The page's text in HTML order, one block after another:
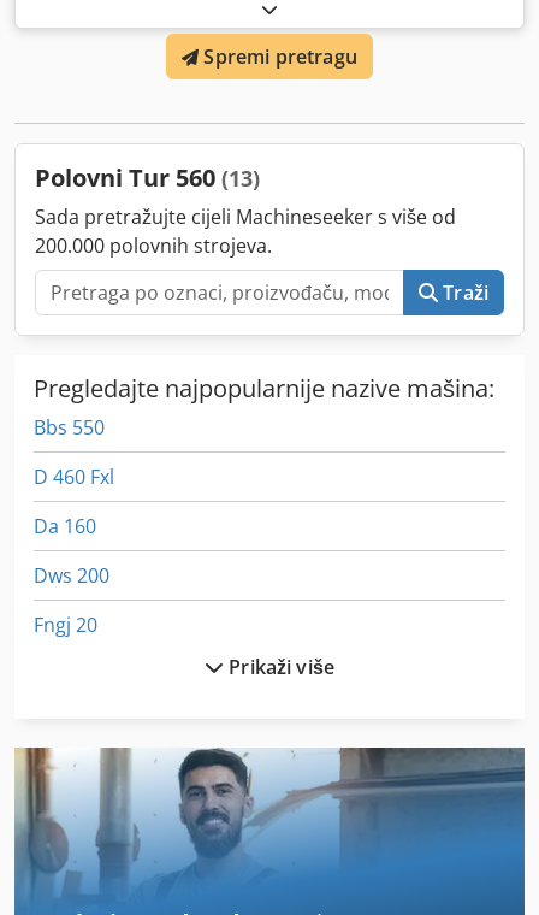
Spremi pretragu
Polovni Tur 560 (13)
Sada pretražujte cijeli Machineseeker s više od
200.000 polovnih strojeva.
Traži
Pregledajte najpopularnije nazive mašina:
Bbs 550
D 460 Fxl
Da 160
Dws 200
Fngj 20
Gs 3268 Rt
Hsc 20 Linear
International 2674
Prikaži više